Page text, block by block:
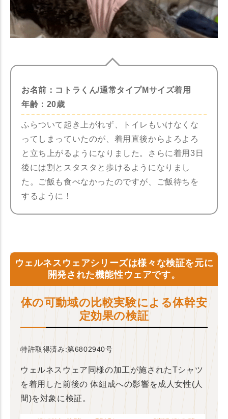
お名前：コトラくん/通常タイプMサイズ着用
年齢：20歳
ふらついて起き上がれず、トイレもいけなくな
ってしまっていたのが、着用直後からよろよろ
と立ち上がるようになりました。さらに着用3日
後には割とスタスタと歩けるようになりまし
た。ご飯も食べなかったのですが、ご飯待ちを
するように！
ウェルネスウェアシリーズは様々な検証を元に
開発された機能性ウェアです。
体の可動域の比較実験による体幹安
定効果の検証
特許取得済み:第6802940号
ウェルネスウェア同様の加工が施されたTシャツ
を着用した前後の 体組成への影響を成人女性(人
間)を対象に検証。